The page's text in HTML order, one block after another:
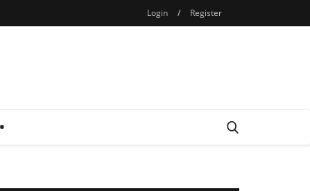
Login / Register